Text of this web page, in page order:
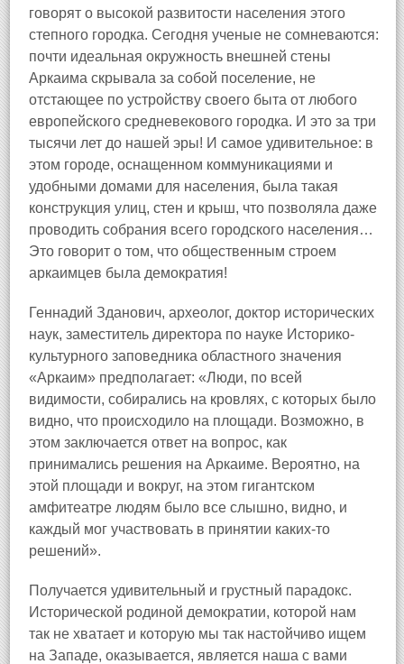
говорят о высокой развитости населения этого
степного городка. Сегодня ученые не сомневаются:
почти идеальная окружность внешней стены
Аркаима скрывала за собой поселение, не
отстающее по устройству своего быта от любого
европейского средневекового городка. И это за три
тысячи лет до нашей эры! И самое удивительное: в
этом городе, оснащенном коммуникациями и
удобными домами для населения, была такая
конструкция улиц, стен и крыш, что позволяла даже
проводить собрания всего городского населения…
Это говорит о том, что общественным строем
аркаимцев была демократия!
Геннадий Зданович, археолог, доктор исторических
наук, заместитель директора по науке Историко-
культурного заповедника областного значения
«Аркаим» предполагает: «Люди, по всей
видимости, собирались на кровлях, с которых было
видно, что происходило на площади. Возможно, в
этом заключается ответ на вопрос, как
принимались решения на Аркаиме. Вероятно, на
этой площади и вокруг, на этом гигантском
амфитеатре людям было все слышно, видно, и
каждый мог участвовать в принятии каких-то
решений».
Получается удивительный и грустный парадокс.
Исторической родиной демократии, которой нам
так не хватает и которую мы так настойчиво ищем
на Западе, оказывается, является наша с вами